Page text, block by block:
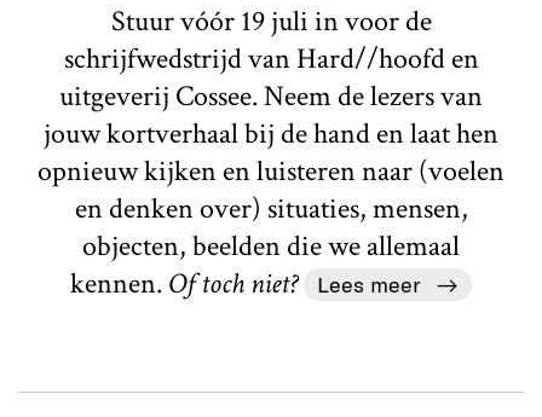
Stuur vóór 19 juli in voor de
schrijfwedstrijd van Hard//hoofd en
uitgeverij Cossee. Neem de lezers van
jouw kortverhaal bij de hand en laat hen
opnieuw kijken en luisteren naar (voelen
en denken over) situaties, mensen,
objecten, beelden die we allemaal
kennen. Of toch niet? Lees meer